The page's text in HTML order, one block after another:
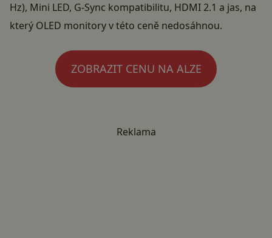
Hz), Mini LED, G-Sync kompatibilitu, HDMI 2.1 a jas, na
který OLED monitory v této ceně nedosáhnou.
ZOBRAZIT CENU NA ALZE
Reklama